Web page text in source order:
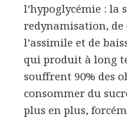
l’hypoglycémie : la
redynamisation, de
l’assimile et de
qui produit à long
souffrent 90% des
consommer du
plus en plus,